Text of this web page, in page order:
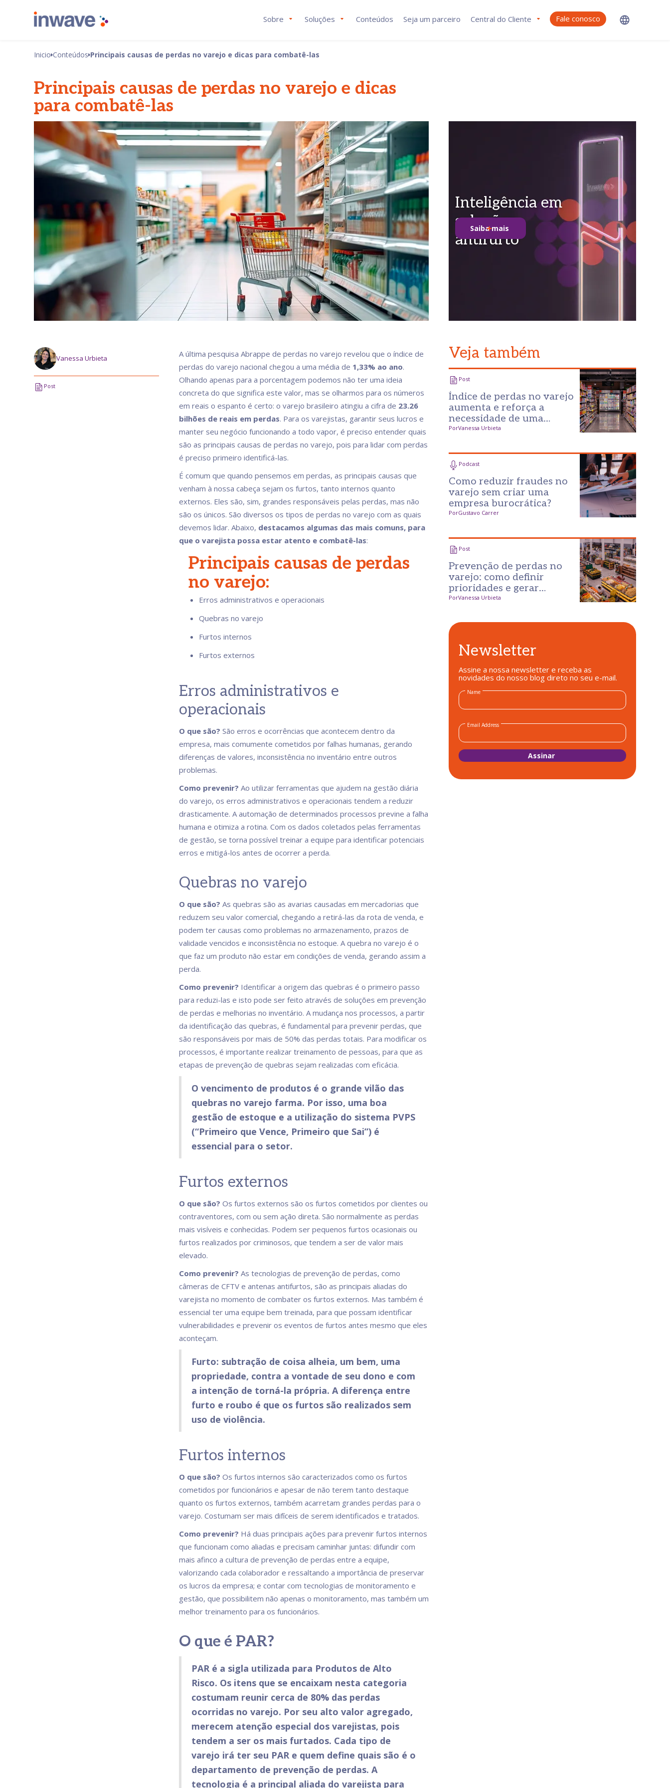
Sobre Soluções Conteúdos Seja um parceiro Central do Cliente Fale conosco
Inicio Conteúdos Principais causas de perdas no varejo e dicas para combatê-las
Principais causas de perdas no varejo e dicas
para combatê-las
Vanessa Urbieta
Post
A última pesquisa Abrappe de perdas no varejo revelou que o índice de
perdas do varejo nacional chegou a uma média de 1,33% ao ano.
Olhando apenas para a porcentagem podemos não ter uma ideia
concreta do que significa este valor, mas se olharmos para os números
em reais o espanto é certo: o varejo brasileiro atingiu a cifra de 23.26
bilhões de reais em perdas. Para os varejistas, garantir seus lucros e
manter seu negócio funcionando a todo vapor, é preciso entender quais
são as principais causas de perdas no varejo, pois para lidar com perdas
é preciso primeiro identificá-las.
É comum que quando pensemos em perdas, as principais causas que
venham à nossa cabeça sejam os furtos, tanto internos quanto
externos. Eles são, sim, grandes responsáveis pelas perdas, mas não
são os únicos. São diversos os tipos de perdas no varejo com as quais
devemos lidar. Abaixo, destacamos algumas das mais comuns, para
que o varejista possa estar atento e combatê-las:
Principais causas de perdas
no varejo:
Erros administrativos e operacionais
Quebras no varejo
Furtos internos
Furtos externos
Erros administrativos e
operacionais
O que são? São erros e ocorrências que acontecem dentro da
empresa, mais comumente cometidos por falhas humanas, gerando
diferenças de valores, inconsistência no inventário entre outros
problemas.
Como prevenir? Ao utilizar ferramentas que ajudem na gestão diária
do varejo, os erros administrativos e operacionais tendem a reduzir
drasticamente. A automação de determinados processos previne a falha
humana e otimiza a rotina. Com os dados coletados pelas ferramentas
de gestão, se torna possível treinar a equipe para identificar potenciais
erros e mitigá-los antes de ocorrer a perda.
Quebras no varejo
O que são? As quebras são as avarias causadas em mercadorias que
reduzem seu valor comercial, chegando a retirá-las da rota de venda, e
podem ter causas como problemas no armazenamento, prazos de
validade vencidos e inconsistência no estoque. A quebra no varejo é o
que faz um produto não estar em condições de venda, gerando assim a
perda.
Como prevenir? Identificar a origem das quebras é o primeiro passo
para reduzi-las e isto pode ser feito através de soluções em prevenção
de perdas e melhorias no inventário. A mudança nos processos, a partir
da identificação das quebras, é fundamental para prevenir perdas, que
são responsáveis por mais de 50% das perdas totais. Para modificar os
processos, é importante realizar treinamento de pessoas, para que as
etapas de prevenção de quebras sejam realizadas com eficácia.
O vencimento de produtos é o grande vilão das
quebras no varejo farma. Por isso, uma boa
gestão de estoque e a utilização do sistema PVPS
(“Primeiro que Vence, Primeiro que Sai”) é
essencial para o setor.
Furtos externos
O que são? Os furtos externos são os furtos cometidos por clientes ou
contraventores, com ou sem ação direta. São normalmente as perdas
mais visíveis e conhecidas. Podem ser pequenos furtos ocasionais ou
furtos realizados por criminosos, que tendem a ser de valor mais
elevado.
Como prevenir? As tecnologias de prevenção de perdas, como
câmeras de CFTV e antenas antifurtos, são as principais aliadas do
varejista no momento de combater os furtos externos. Mas também é
essencial ter uma equipe bem treinada, para que possam identificar
vulnerabilidades e prevenir os eventos de furtos antes mesmo que eles
aconteçam.
Furto: subtração de coisa alheia, um bem, uma
propriedade, contra a vontade de seu dono e com
a intenção de torná-la própria. A diferença entre
furto e roubo é que os furtos são realizados sem
uso de violência.
Furtos internos
O que são? Os furtos internos são caracterizados como os furtos
cometidos por funcionários e apesar de não terem tanto destaque
quanto os furtos externos, também acarretam grandes perdas para o
varejo. Costumam ser mais difíceis de serem identificados e tratados.
Como prevenir? Há duas principais ações para prevenir furtos internos
que funcionam como aliadas e precisam caminhar juntas: difundir com
mais afinco a cultura de prevenção de perdas entre a equipe,
valorizando cada colaborador e ressaltando a importância de preservar
os lucros da empresa; e contar com tecnologias de monitoramento e
gestão, que possibilitem não apenas o monitoramento, mas também um
melhor treinamento para os funcionários.
O que é PAR?
PAR é a sigla utilizada para Produtos de Alto
Risco. Os itens que se encaixam nesta categoria
costumam reunir cerca de 80% das perdas
ocorridas no varejo. Por seu alto valor agregado,
merecem atenção especial dos varejistas, pois
tendem a ser os mais furtados. Cada tipo de
varejo irá ter seu PAR e quem define quais são é o
departamento de prevenção de perdas. A
tecnologia é a principal aliada do varejista para
Inteligência em
soluções
antifurto
Saiba mais
Veja também
Post
Índice de perdas no varejo
aumenta e reforça a
necessidade de uma
prevenção mais inteligente
PorVanessa Urbieta
Podcast
Como reduzir fraudes no
varejo sem criar uma
empresa burocrática?
PorGustavo Carrer
Post
Prevenção de perdas no
varejo: como definir
prioridades e gerar
resultados desde o
PorVanessa Urbieta
Newsletter
Assine a nossa newsletter e receba as
novidades do nosso blog direto no seu e-mail.
Name
Email Address